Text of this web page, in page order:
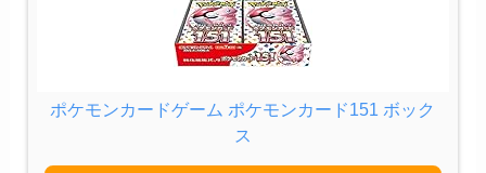
ポケモンカードゲーム ポケモンカード151 ボック
ス